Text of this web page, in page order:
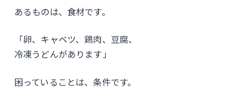
あるものは、食材です。
「卵、キャベツ、鶏肉、豆腐、
冷凍うどんがあります」
困っていることは、条件です。